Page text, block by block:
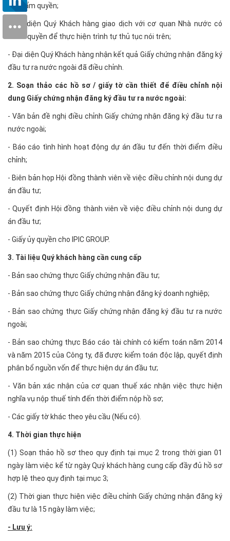
có thẩm quyền;
- Đại diện Quý Khách hàng giao dịch với cơ quan Nhà nước có
thẩm quyền để thực hiện trình tự thủ tục nói trên;
- Đại diện Quý Khách hàng nhận kết quả Giấy chứng nhận đăng ký
đầu tư ra nước ngoài đã điều chỉnh.
2. Soạn thảo các hồ sơ / giấy tờ cần thiết để điều chỉnh nội
dung Giấy chứng nhận đăng ký đầu tư ra nước ngoài:
- Văn bản đề nghị điều chỉnh Giấy chứng nhận đăng ký đầu tư ra
nước ngoài;
- Báo cáo tình hình hoạt động dự án đầu tư đến thời điểm điều
chỉnh;
- Biên bản họp Hội đồng thành viên về việc điều chỉnh nội dung dự
án đầu tư;
- Quyết định Hội đồng thành viên về việc điều chỉnh nội dung dự
án đầu tư;
- Giấy ủy quyền cho IPIC GROUP.
3. Tài liệu Quý khách hàng cần cung cấp
- Bản sao chứng thực Giấy chứng nhận đầu tư;
- Bản sao chứng thực Giấy chứng nhận đăng ký doanh nghiệp;
- Bản sao chứng thực Giấy chứng nhận đăng ký đầu tư ra nước
ngoài;
- Bản sao chứng thực Báo cáo tài chính có kiểm toán năm 2014
và năm 2015 của Công ty, đã được kiểm toán độc lập, quyết định
phân bổ nguồn vốn để thực hiện dự án đầu tư;
- Văn bản xác nhận của cơ quan thuế xác nhận việc thực hiện
nghĩa vụ nộp thuế tính đến thời điểm nộp hồ sơ;
- Các giấy tờ khác theo yêu cầu (Nếu có).
4. Thời gian thực hiện
(1) Soạn thảo hồ sơ theo quy định tại mục 2 trong thời gian 01
ngày làm việc kể từ ngày Quý khách hàng cung cấp đầy đủ hồ sơ
hợp lệ theo quy định tại mục 3;
(2) Thời gian thực hiện việc điều chỉnh Giấy chứng nhận đăng ký
đầu tư là 15 ngày làm việc;
- Lưu ý: